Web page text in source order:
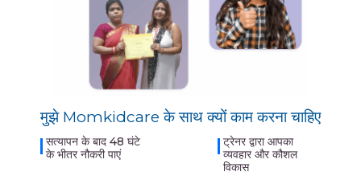
मुझे Momkidcare के साथ क्यों काम करना चाहिए
सत्यापन के बाद 48 घंटे
के भीतर नौकरी पाएं
ट्रेनर द्वारा आपका
व्यवहार और कौशल
विकास